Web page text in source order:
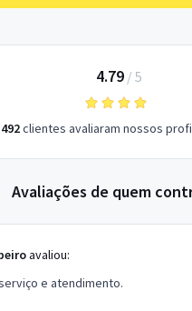
4.79/ 5
492clientes avaliaram nossos
Avaliações de quem
avaliou:
e atendimento.